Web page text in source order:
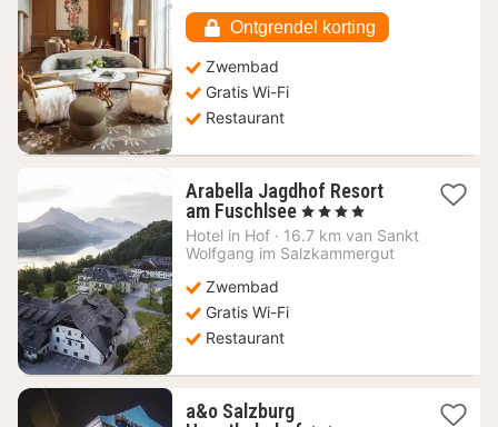
Ontgrendel korting
Zwembad
Gratis Wi-Fi
Restaurant
Arabella Jagdhof Resort
am Fuschlsee 1
nacht
vanaf
, 4 Sterren
Hotel in Hof · 16.7 km van Sankt
Wolfgang im Salzkammergut
Zwembad
Gratis Wi-Fi
Restaurant
a&o Salzburg